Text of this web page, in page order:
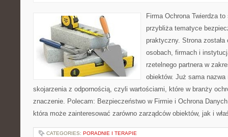
Firma Ochrona Twierdza
przybliża tematyce
praktyczny. Strona
osobach, firmach i
rzetelnego partnera w
obiektów. Już sama nazwa
skojarzenia z odpornością, czyli wartościami, które w branży
znaczenie. Polecam: Bezpieczeństwo w Firmie i Ochrona
która może zainteresować zarówno zarządców obiektów, jak i
CATEGORIES: PORADNIE I TERAPIE